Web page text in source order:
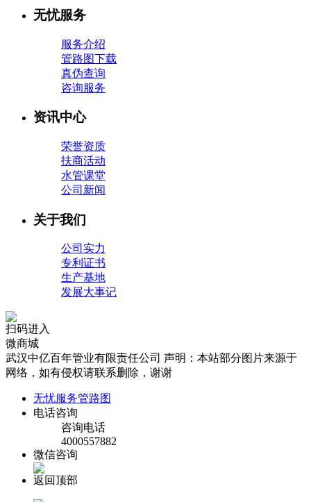
无忧服务
服务介绍
管路图下载
真伪查询
咨询服务
资讯中心
荣誉资质
扶商活动
水管课堂
公司新闻
关于我们
公司实力
专利证书
生产基地
发展大事记
扫码进入
微商城
武汉中亿百年管业有限责任公司 声明：本站部分图片来源于
网络，如有侵权请联系删除，谢谢
无忧服务管路图
电话咨询
咨询电话
4000557882
微信咨询
返回顶部